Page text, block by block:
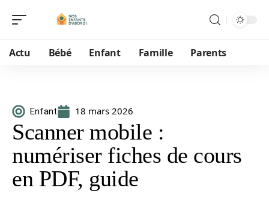
Actu Bébé Enfant Famille Parents
Enfant 18 mars 2026
Scanner mobile :
numériser fiches de cours
en PDF, guide